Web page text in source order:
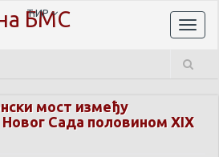
БМС
ЋИР
мост између
Сада половином XIX